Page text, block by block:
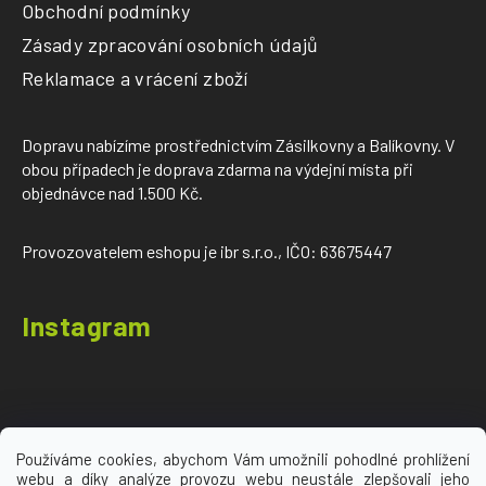
Používáme cookies, abychom Vám umožnili pohodlné prohlížení
webu a díky analýze provozu webu neustále zlepšovali jeho
Obchodní podmínky
Zásady zpracování osobních údajů
Reklamace a vrácení zboží
Dopravu nabízíme prostřednictvím Zásilkovny a Balíkovny. V
obou případech je doprava zdarma na výdejní místa při
objednávce nad 1.500 Kč.
Provozovatelem eshopu je ibr s.r.o., IČO: 63675447
Instagram
Sledovat na Instagramu